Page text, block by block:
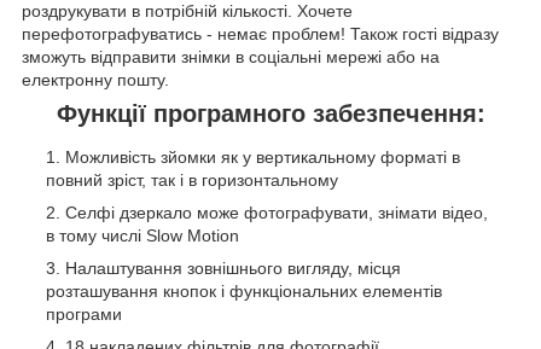
роздрукувати в потрібній кількості. Хочете
перефотографуватись - немає проблем! Також гості відразу
зможуть відправити знімки в соціальні мережі або на
електронну пошту.
Функції програмного забезпечення:
Можливість зйомки як у вертикальному форматі в
повний зріст, так і в горизонтальному
Селфі дзеркало може фотографувати, знімати відео,
в тому числі Slow Motion
Налаштування зовнішнього вигляду, місця
розташування кнопок і функціональних елементів
програми